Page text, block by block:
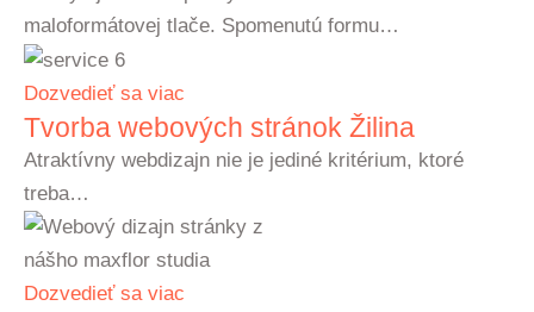
maloformátovej tlače. Spomenutú formu…
Dozvedieť sa viac
Tvorba webových stránok Žilina
Atraktívny webdizajn nie je jediné kritérium, ktoré
treba…
Dozvedieť sa viac